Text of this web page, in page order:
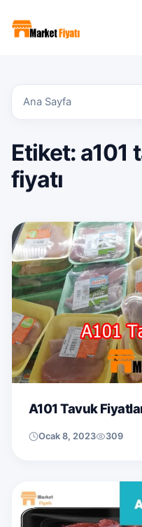
Ana Sayfa
Etiket: a101
fiyatı
A101 Tavuk
Ocak 8, 2023 309